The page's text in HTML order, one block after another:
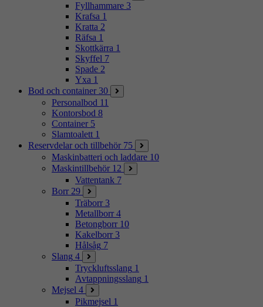
Fyllhammare 3
Krafsa 1
Kratta 2
Räfsa 1
Skottkärra 1
Skyffel 7
Spade 2
Yxa 1
Bod och container 30
Personalbod 11
Kontorsbod 8
Container 5
Slamtoalett 1
Reservdelar och tillbehör 75
Maskinbatteri och laddare 10
Maskintillbehör 12
Vattentank 7
Borr 29
Träborr 3
Metallborr 4
Betongborr 10
Kakelborr 3
Hålsåg 7
Slang 4
Tryckluftsslang 1
Avtappningsslang 1
Mejsel 4
Pikmejsel 1